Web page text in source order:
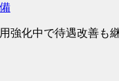
強化中で待遇改善も